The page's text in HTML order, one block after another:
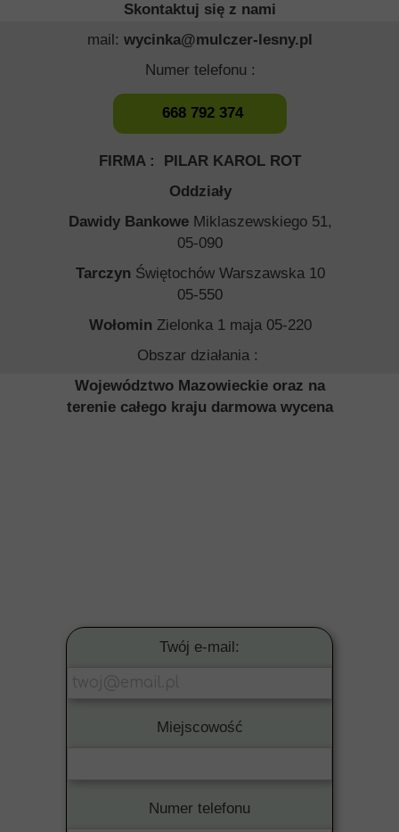
Twój e-mail:
Miejscowość
Numer telefonu
668 792 374
Skontaktuj się z nami
mail: wycinka@mulczer-lesny.pl
Numer telefonu :
FIRMA : PILAR KAROL ROT
Oddziały
Dawidy Bankowe Miklaszewskiego 51,
05-090
Tarczyn Świętochów Warszawska 10
05-550
Wołomin Zielonka 1 maja 05-220
Obszar działania :
Województwo Mazowieckie oraz na
terenie całego kraju darmowa wycena